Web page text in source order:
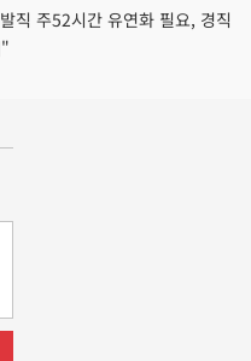
직 주52시간 유연화 필요, 경직